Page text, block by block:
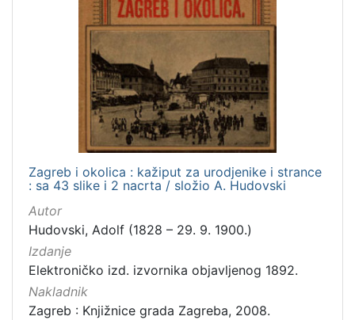
Zagreb i okolica : kažiput za urodjenike i strance
: sa 43 slike i 2 nacrta / složio A. Hudovski
Autor
Hudovski, Adolf (1828 – 29. 9. 1900.)
Izdanje
Elektroničko izd. izvornika objavljenog 1892.
Nakladnik
Zagreb : Knjižnice grada Zagreba, 2008.